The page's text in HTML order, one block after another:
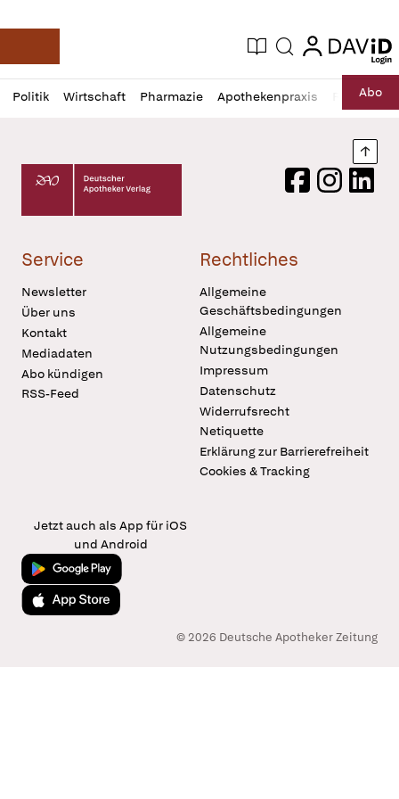
Deutsche Apotheker Zeitung
Aktuelle Ausgabe
Suche login
login
Politik Wirtschaft Pharmazie Apothekenpraxis RechtAbo
Profil
öffnen
Daz
Pur
Deutscher Apotheker Verlag Logo
FacebookInstagram
Service
Newsletter
Über uns
Kontakt
Mediadaten
Abo kündigen
RSS-Feed
Rechtliches
Allgemeine
Geschäftsbedingungen
Allgemeine
Nutzungsbedingungen
Impressum
Datenschutz
Widerrufsrecht
Netiquette
Erklärung zur Barrierefreiheit
Cookies & Tracking
Jetzt auch als App für iOS
und Android
Jetzt bei Google Play
Laden im App Store
© 2026 Deutsche Apotheker Zeitung